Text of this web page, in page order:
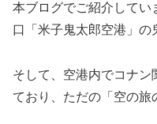
本ブログでご紹介してい
口「米子鬼太郎空港」の
そして、空港内でコナ
ており、ただの「空の旅